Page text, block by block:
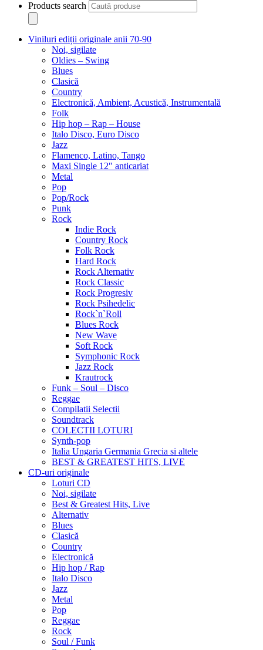
Products search
Viniluri ediții originale anii 70-90
Noi, sigilate
Oldies – Swing
Blues
Clasică
Country
Electronică, Ambient, Acustică, Instrumentală
Folk
Hip hop – Rap – House
Italo Disco, Euro Disco
Jazz
Flamenco, Latino, Tango
Maxi Single 12″ anticariat
Metal
Pop
Pop/Rock
Punk
Rock
Indie Rock
Country Rock
Folk Rock
Hard Rock
Rock Alternativ
Rock Classic
Rock Progresiv
Rock Psihedelic
Rock`n`Roll
Blues Rock
New Wave
Soft Rock
Symphonic Rock
Jazz Rock
Krautrock
Funk – Soul – Disco
Reggae
Compilatii Selectii
Soundtrack
COLECTII LOTURI
Synth-pop
Italia Ungaria Germania Grecia si altele
BEST & GREATEST HITS, LIVE
CD-uri originale
Loturi CD
Noi, sigilate
Best & Greatest Hits, Live
Alternativ
Blues
Clasică
Country
Electronică
Hip hop / Rap
Italo Disco
Jazz
Metal
Pop
Reggae
Rock
Soul / Funk